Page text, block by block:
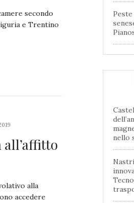
secondo
e Trentino
all’affitto
alla
accedere
nello